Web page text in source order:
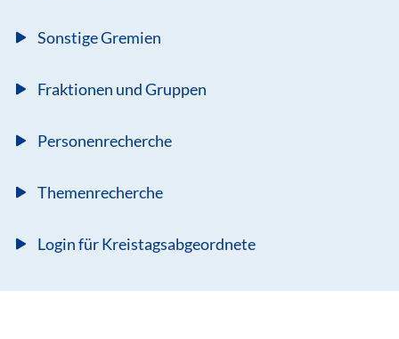
Sonstige Gremien
Fraktionen und Gruppen
Personenrecherche
Themenrecherche
Login für Kreistagsabgeordnete